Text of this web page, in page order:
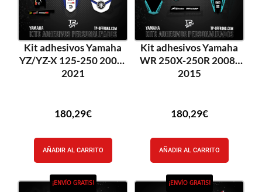
Kit adhesivos Yamaha
YZ/YZ-X 125-250 2002-
2021
180,29€
AÑADIR AL CARRITO
Kit adhesivos Yamaha
WR 250X-250R 2008-
2015
180,29€
AÑADIR AL CARRITO
¡ENVÍO GRATIS! ¡ENVÍO GRATIS!